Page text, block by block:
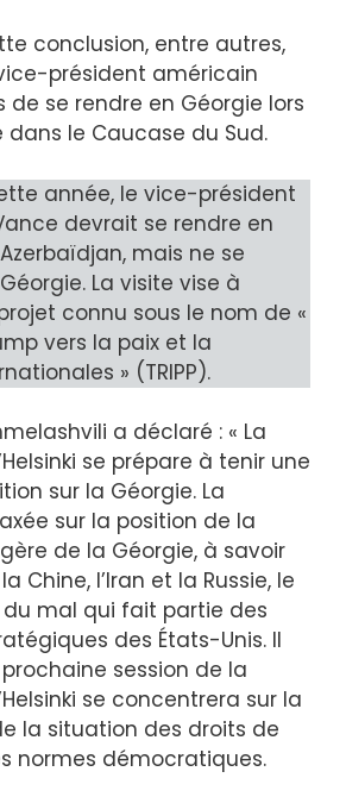
conclusion, entre autres,
président américain
de se rendre en Géorgie lors
le Caucase du Sud.
année, le vice-président
devrait se rendre en
mais ne se
La visite vise à
connu sous le nom de «
vers la paix et la
» (TRIPP).
a déclaré : « La
se prépare à tenir une
sur la Géorgie. La
sur la position de la
de la Géorgie, à savoir
Chine, l’Iran et la Russie, le
mal qui fait partie des
des États-Unis. Il
session de la
se concentrera sur la
la situation des droits de
normes démocratiques.